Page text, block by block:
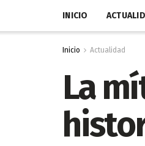
INICIO
Inicio Actualidad
La